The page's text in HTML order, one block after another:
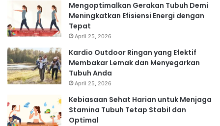
Mengoptimalkan Gerakan Tubuh Demi
Meningkatkan Efisiensi Energi dengan
Tepat
April 25, 2026
Kardio Outdoor Ringan yang Efektif
Membakar Lemak dan Menyegarkan
Tubuh Anda
April 25, 2026
Kebiasaan Sehat Harian untuk Menjaga
Stamina Tubuh Tetap Stabil dan
Optimal